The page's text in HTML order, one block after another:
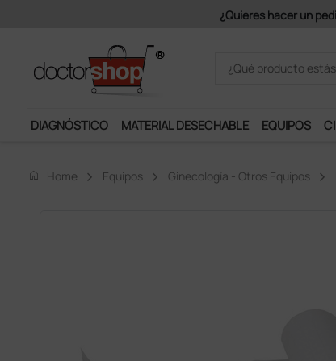
DIAGNÓSTICO MATERIAL DESECHABLE EQUIPOS
home Home Equipos Ginecología - Otros Equipos